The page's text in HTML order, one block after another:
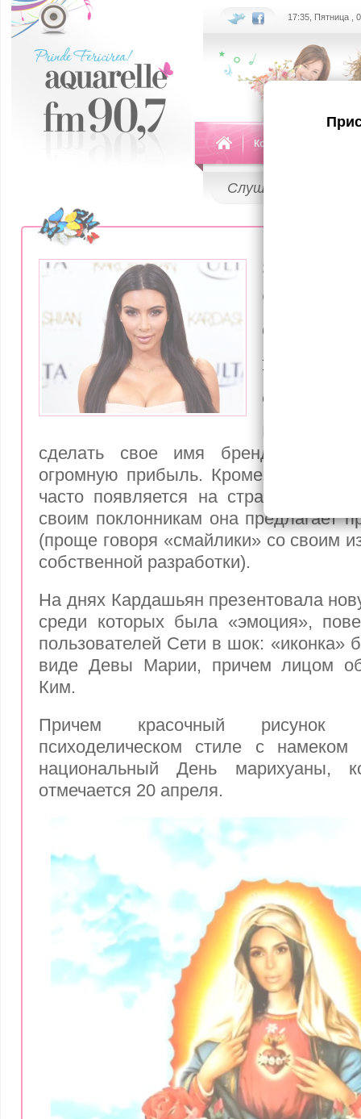
17:35, Пятница ,
Команда
Слушай
25 Апреля
(фото)
снимком
сделать свое имя брендом,
огромную прибыль. Кроме рекламы,
часто появляется на странице
своим поклонникам она предлагает
(проще говоря «смайлики» со своим
собственной разработки).
На днях Кардашьян презентовала
среди которых была «эмоция»,
пользователей Сети в шок: «иконка»
виде Девы Марии, причем лицом
Ким.
Причем красочный рисунок
психоделическом стиле с
национальный День марихуаны,
отмечается 20 апреля.